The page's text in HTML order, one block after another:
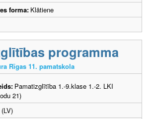
forma: Klātiene
programma
Rīgas 11. pamatskola
Pamatizglītība 1.-9.klase 1.-2. LKI
21)